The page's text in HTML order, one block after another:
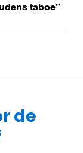
taboe”
de